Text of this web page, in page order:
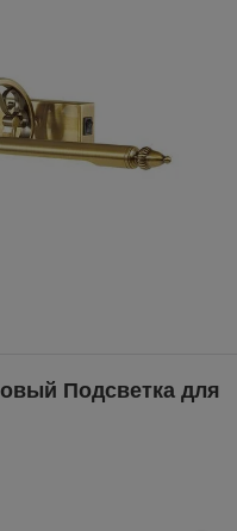
Подсветка для